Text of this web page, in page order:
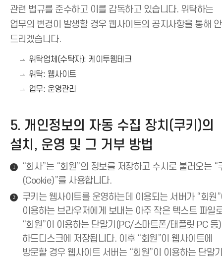
관련 법규를 준수하고 이를 감독하고 있습니다. 위탁하는
업무의 변경이 발생할 경우 웹사이트의 공지사항을 통해
드리겠습니다.
위탁업체(수탁자): 케이투웹테크
위탁: 웹사이트
업무: 운영관리
5. 개인정보의 자동 수집 장치(쿠키)의
설치, 운영 및 그 거부 방법
1
“회사”는 “회원”의 정보를 저장하고 수시로 불러오는 “
(Cookie)”를 사용합니다.
2
쿠키는 웹사이트를 운영하는데 이용되는 서버가 “회원
이용하는 브라우저에게 보내는 아주 작은 텍스트 파일
“회원”이 이용하는 단말기(PC/스마트폰/태플릿 PC 등
하드디스크에 저장됩니다. 이후 “회원”이 웹사이트에
방문할 경우 웹사이트 서버는 “회원”이 이용하는 단말